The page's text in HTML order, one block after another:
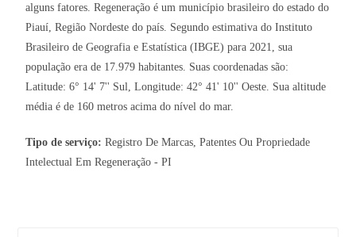
alguns fatores. Regeneração é um município brasileiro do estado do
Piauí, Região Nordeste do país. Segundo estimativa do Instituto
Brasileiro de Geografia e Estatística (IBGE) para 2021, sua
população era de 17.979 habitantes. Suas coordenadas são:
Latitude: 6° 14' 7'' Sul, Longitude: 42° 41' 10'' Oeste. Sua altitude
média é de 160 metros acima do nível do mar.
Tipo de serviço:Registro De Marcas, Patentes Ou Propriedade
Intelectual Em Regeneração - PI